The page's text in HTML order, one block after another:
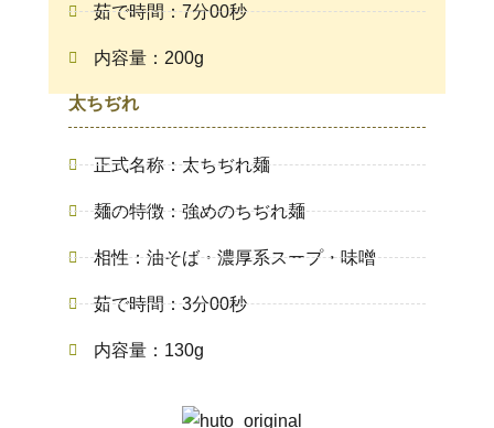
茹で時間：7分00秒
内容量：200g
太ちぢれ
正式名称：太ちぢれ麺
麺の特徴：強めのちぢれ麺
相性：油そば・濃厚系スープ・味噌
茹で時間：3分00秒
内容量：130g